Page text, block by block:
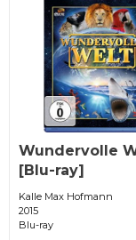
Wundervolle
[Blu-ray]
Kalle Max Hofmann
2015
Blu-ray